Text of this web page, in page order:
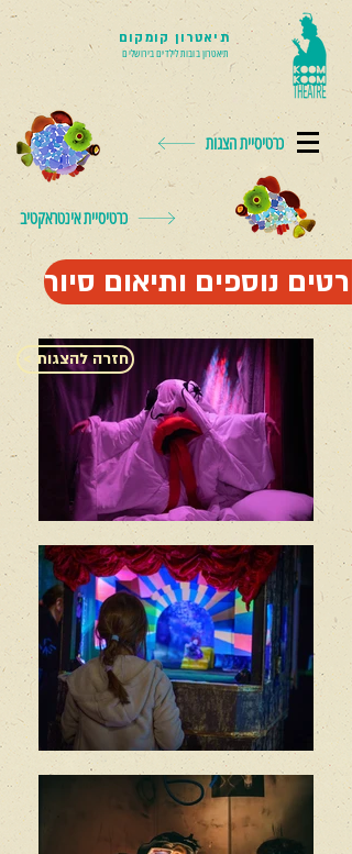
תיאטרון קומקום
תיאטרון בובות לילדים בירושלים
כרטיסיית הצגות
כרטיסיית אינטראקטיב
נוספים ותיאום סיור
< חזרה להצגות